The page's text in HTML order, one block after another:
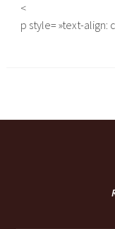
<
p style= »text-align: